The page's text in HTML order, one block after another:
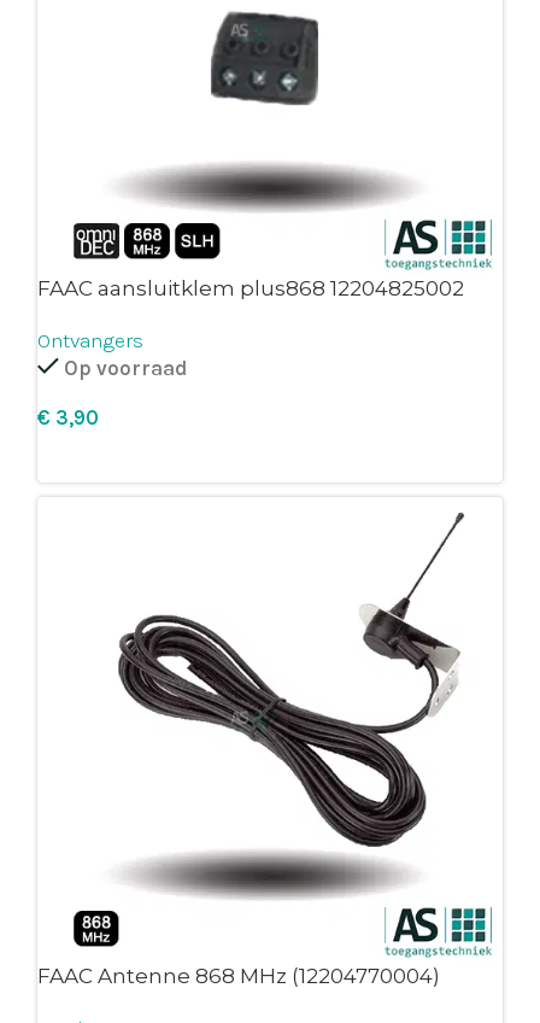
FAAC aansluitklem plus868 12204825002
Ontvangers
Op voorraad
€
FAAC Antenne 868 MHz (12204770004)